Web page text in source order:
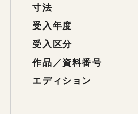
寸法
受入年度
受入区分
作品／資料番号
エディション